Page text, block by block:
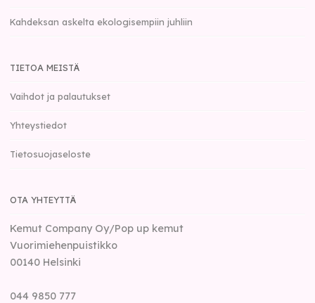
Kahdeksan askelta ekologisempiin juhliin
TIETOA MEISTÄ
Vaihdot ja palautukset
Yhteystiedot
Tietosuojaseloste
OTA YHTEYTTÄ
Kemut Company Oy/Pop up kemut
Vuorimiehenpuistikko
00140 Helsinki
044 9850 777